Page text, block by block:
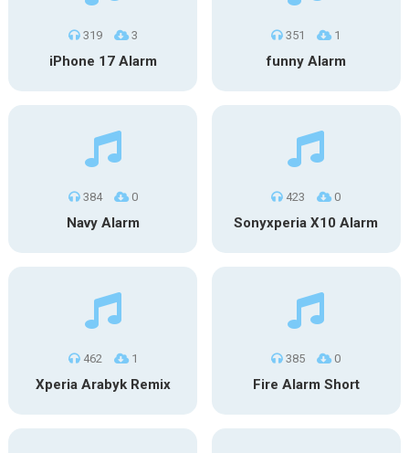
319 3
iPhone 17 Alarm
351 1
funny Alarm
384 0
Navy Alarm
423 0
Sonyxperia X10 Alarm
462 1
Xperia Arabyk Remix
385 0
Fire Alarm Short